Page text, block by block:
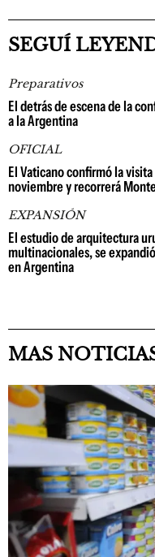
SEGUÍ
Preparativos
El detrás de escena de la
a la Argentina
OFICIAL
El Vaticano confirmó la
noviembre y recorrerá
EXPANSIÓN
El estudio de arquitectura
multinacionales, se
en Argentina
MAS